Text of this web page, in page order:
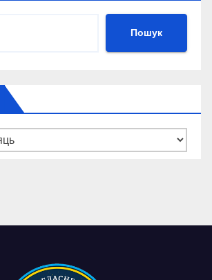
Пошук